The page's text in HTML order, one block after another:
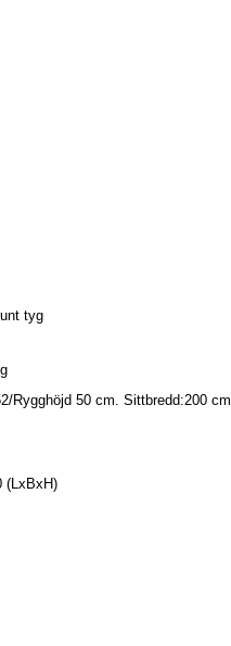
tyg
Rygghöjd 50 cm. Sittbredd:200 cm
(LxBxH)